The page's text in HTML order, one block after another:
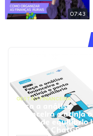
07:43
GESTÃO FINANCEIRA
Faça a análise
financeira e atinja o
ponto de equilíbrio |
Prompts ChatGPT